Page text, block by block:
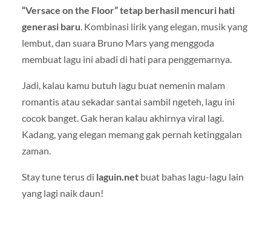
“Versace on the Floor” tetap berhasil mencuri hati
generasi baru . Kombinasi lirik yang elegan, musik yang
lembut, dan suara Bruno Mars yang menggoda
membuat lagu ini abadi di hati para penggemarnya.
Jadi, kalau kamu butuh lagu buat nemenin malam
romantis atau sekadar santai sambil ngeteh, lagu ini
cocok banget. Gak heran kalau akhirnya viral lagi.
Kadang, yang elegan memang gak pernah ketinggalan
zaman.
Stay tune terus di laguin.netbuat bahas lagu-lagu lain
yang lagi naik daun!